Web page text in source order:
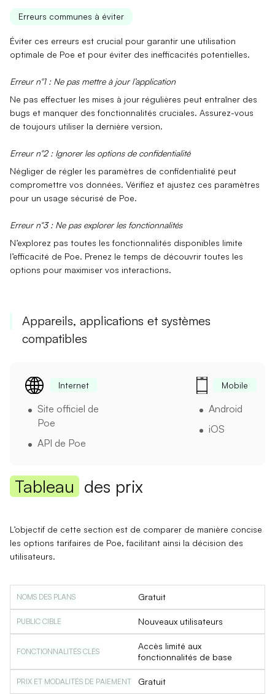
Erreurs communes à éviter
Éviter ces erreurs est crucial pour garantir une utilisation
optimale de Poe et pour éviter des inefficacités potentielles.
Erreur n°1 : Ne pas mettre à jour l’application
Ne pas effectuer les mises à jour régulières peut entraîner des
bugs et manquer des fonctionnalités cruciales. Assurez-vous
de toujours utiliser la dernière version.
Erreur n°2 : Ignorer les options de confidentialité
Négliger de régler les paramètres de confidentialité peut
compromettre vos données. Vérifiez et ajustez ces paramètres
pour un usage sécurisé de Poe.
Erreur n°3 : Ne pas explorer les fonctionnalités
N’explorez pas toutes lesfonctionnalités disponibles limite
l’efficacité de Poe. Prenez le temps de découvrir toutes les
options pour maximiser vos interactions.
Appareils, applications et systèmes
compatibles
Internet
Site officiel de
Poe
API de Poe
Mobile
Android
iOS
Tableau des prix
L’objectif de cette section est de comparer de manière concise
les options tarifaires de Poe, facilitant ainsi la décision des
utilisateurs.
Gratuit
Nouveaux utilisateurs
Accès limité aux
fonctionnalités de base
Gratuit